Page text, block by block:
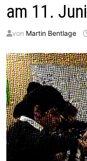
am 11. Juni
von Martin Bentlage